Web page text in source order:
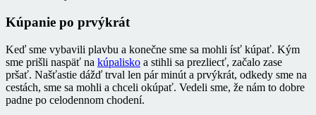
Kúpanie po prvýkrát
Keď sme vybavili plavbu a konečne sme sa mohli ísť kúpať. Kým
sme prišli naspäť na kúpalisko a stihli sa prezliecť, začalo zase
pršať. Našťastie dážď trval len pár minút a prvýkrát, odkedy sme na
cestách, sme sa mohli a chceli okúpať. Vedeli sme, že nám to dobre
padne po celodennom chodení.